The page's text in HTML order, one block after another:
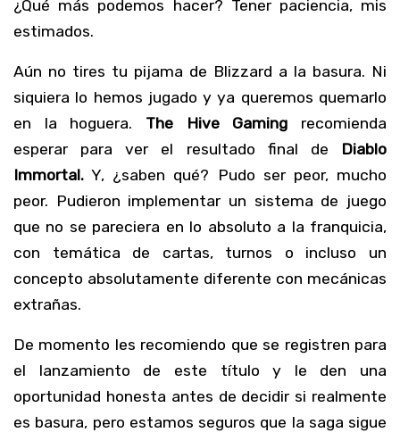
¿Qué más podemos hacer? Tener paciencia, mis
estimados.
Aún no tires tu pijama de Blizzard a la basura. Ni
siquiera lo hemos jugado y ya queremos quemarlo
en la hoguera. The Hive Gaming recomienda
esperar para ver el resultado final de Diablo
Immortal. Y, ¿saben qué? Pudo ser peor, mucho
peor. Pudieron implementar un sistema de juego
que no se pareciera en lo absoluto a la franquicia,
con temática de cartas, turnos o incluso un
concepto absolutamente diferente con mecánicas
extrañas.
De momento les recomiendo que se registren para
el lanzamiento de este título y le den una
oportunidad honesta antes de decidir si realmente
es basura, pero estamos seguros que la saga sigue